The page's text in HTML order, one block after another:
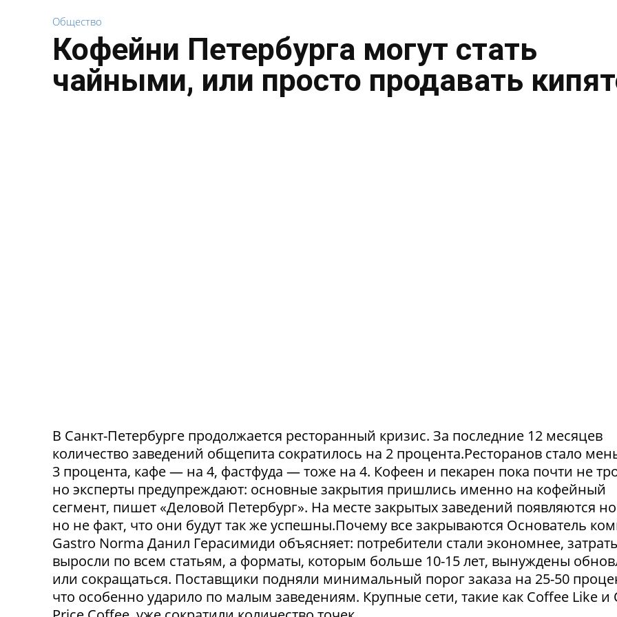
Общество
Кофейни Петербурга могут стать
чайными, или просто продавать
В Санкт-Петербурге продолжается ресторанный кризис. За последние 12 месяцев
количество заведений общепита сократилось на 2 процента.Ресторанов стало
3 процента, кафе — на 4, фастфуда — тоже на 4. Кофеен и пекарен пока почти не
но эксперты предупреждают: основные закрытия пришлись именно на кофейный
сегмент, пишет «Деловой Петербург». На месте закрытых заведений появляются
но не факт, что они будут так же успешны.Почему все закрываются Основатель
Gastro Norma Данил Герасимиди объясняет: потребители стали экономнее,
выросли по всем статьям, а форматы, которым больше 10-15 лет, вынуждены
или сокращаться. Поставщики подняли минимальный порог заказа на 25-50
что особенно ударило по малым заведениям. Крупные сети, такие как Coffee Like и